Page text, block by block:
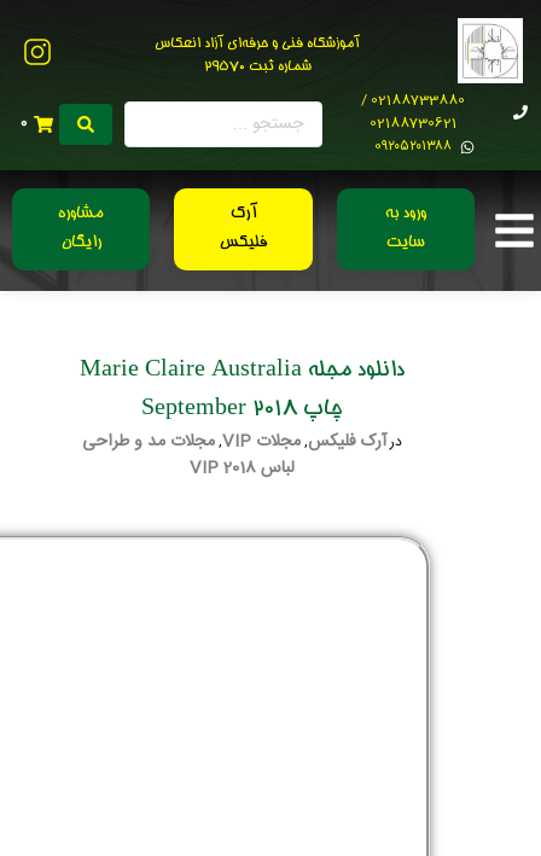
آموزشگاه فنی و حرفه‌ای آزاد انعکاس
شماره ثبت 29570
02188733880 /
02188730621
0۹۲۰۵۲۰۱۳۸۸
0
ورود به
سایت
آرک
فلیکس
مشاوره
رایگان
دانلود مجله Marie Claire Australia
چاپ September 2018
درآرک فلیکس,مجلات VIP ,مجلات مد و طراحی
لباس 2018 VIP